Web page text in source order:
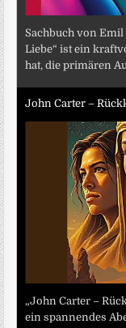
Sachbuch von
Liebe“ ist ein
hat, die primären
John Carter –
„John Carter –
ein spannendes